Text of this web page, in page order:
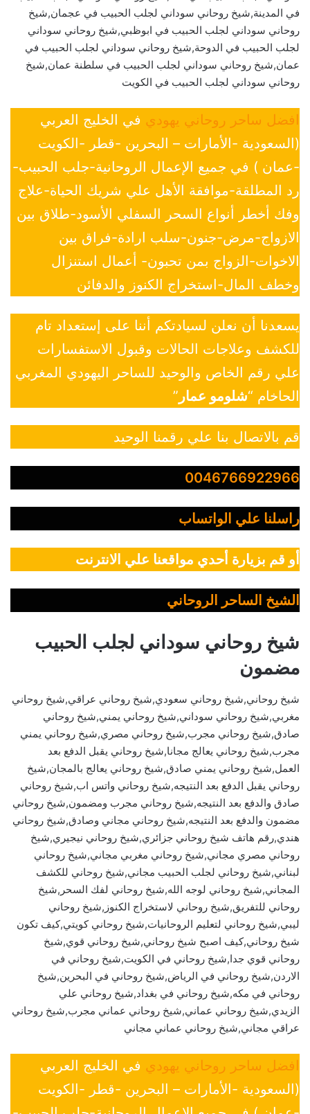
في المدينة,شيخ روحاني سوداني لجلب الحبيب في عجمان,شيخ
روحاني سوداني لجلب الحبيب في ابوظبي,شيخ روحاني سوداني
لجلب الحبيب في الدوحة,شيخ روحاني سوداني لجلب الحبيب في
عمان,شيخ روحاني سوداني لجلب الحبيب في سلطنة عمان,شيخ
روحاني سوداني لجلب الحبيب في الكويت
افضل ساحر روحاني يهودي في الخليج العربي
(السعودية -الأمارات – البحرين -قطر -الكويت
-عمان ) في جميع الإعمال الروحانية-جلب الحبيب-
رد المطلقة-موافقة الأهل علي شريك الحياة-علاج
وفك أخطر أنواع السحر السفلي الأسود-طلاق بين
الازواج-مرض-جنون-سلب ارادة-فراق بين
الاخوات-الزواج بمن تحبون- أعمال استنزال
وخطف المال-استخراج الكنوز والدفائن
يسعدنا أن نعلن لسيادتكم أننا على إستعداد تام
للكشف وعلاجات الحالات وقبول الاستفسارات
علي رقم الخاص والوحيد للساحر اليهودي المغربي
الحاخام “شلومو عمار ”
قم بالاتصال بنا علي رقمنا الوحيد
0046766922966
راسلنا علي الواتساب
أو قم بزيارة أحدي مواقعنا علي الانترنت
الشيخ الساحر الروحاني
شيخ روحاني سوداني لجلب الحبيب
مضمون
شيخ روحاني,شيخ روحاني سعودي,شيخ روحاني عراقي,شيخ روحاني
مغربي,شيخ روحاني سوداني,شيخ روحاني يمني,شيخ روحاني
صادق,شيخ روحاني مجرب,شيخ روحاني مصري,شيخ روحاني يمني
مجرب,شيخ روحاني يعالج مجانا,شيخ روحاني يقبل الدفع بعد
العمل,شيخ روحاني يمني صادق,شيخ روحاني يعالج بالمجان,شيخ
روحاني يقبل الدفع بعد النتيجه,شيخ روحاني واتس اب,شيخ روحاني
صادق والدفع بعد النتيجه,شيخ روحاني مجرب ومضمون,شيخ روحاني
مضمون والدفع بعد النتيجه,شيخ روحاني مجاني وصادق,شيخ روحاني
هندي,رقم هاتف شيخ روحاني جزائري,شيخ روحاني نيجيري,شيخ
روحاني مصري مجاني,شيخ روحاني مغربي مجاني,شيخ روحاني
لبناني,شيخ روحاني لجلب الحبيب مجاني,شيخ روحاني للكشف
المجاني,شيخ روحاني لوجه الله,شيخ روحاني لفك السحر,شيخ
روحاني للتفريق,شيخ روحاني لاستخراج الكنوز,شيخ روحاني
ليبي,شيخ روحاني لتعليم الروحانيات,شيخ روحاني كويتي,كيف تكون
شيخ روحاني,كيف اصبح شيخ روحاني,شيخ روحاني قوي,شيخ
روحاني قوي جدا,شيخ روحاني في الكويت,شيخ روحاني في
الاردن,شيخ روحاني في الرياض,شيخ روحاني في البحرين,شيخ
روحاني في مكه,شيخ روحاني في بغداد,شيخ روحاني علي
الزيدي,شيخ روحاني عماني,شيخ روحاني عماني مجرب,شيخ روحاني
عراقي مجاني,شيخ روحاني عماني مجاني
افضل ساحر روحاني يهودي في الخليج العربي
(السعودية -الأمارات – البحرين -قطر -الكويت